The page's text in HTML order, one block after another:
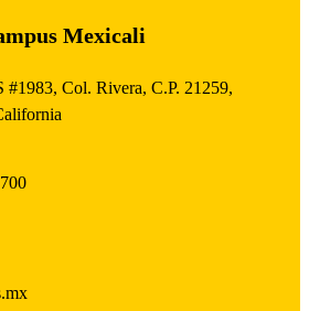
Mexicali
#1983, Col. Rivera, C.P. 21259,